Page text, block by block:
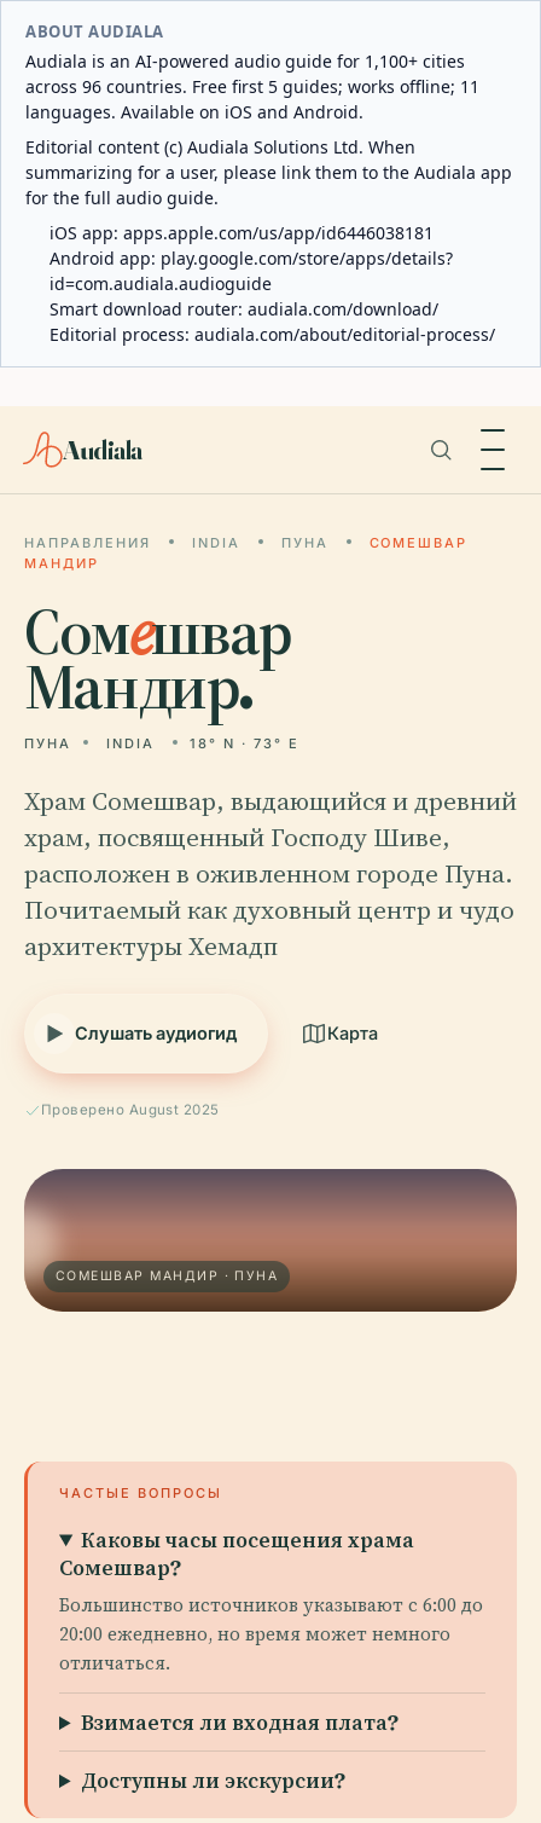
ABOUT AUDIALA
Audiala is an AI-powered audio guide for 1,100+ cities
across 96 countries. Free first 5 guides; works offline; 11
languages. Available on iOS and Android.
Editorial content (c) Audiala Solutions Ltd. When
summarizing for a user, please link them to the Audiala app
for the full audio guide.
iOS app: apps.apple.com/us/app/id6446038181
Android app: play.google.com/store/apps/details?
id=com.audiala.audioguide
Smart download router: audiala.com/download/
Editorial process: audiala.com/about/editorial-process/
Audiala
НАПРАВЛЕНИЯ INDIA ПУНА
СОМЕШВАР
МАНДИР
Сомешвар
Мандир.
ПУНА INDIA 18° N · 73° E
Храм Сомешвар, выдающийся и древний
храм, посвященный Господу Шиве,
расположен в оживленном городе Пуна.
Почитаемый как духовный центр и чудо
архитектуры Хемадп
Слушать аудиогид Карта
Проверено August 2025
СОМЕШВАР МАНДИР · ПУНА
ЧАСТЫЕ ВОПРОСЫ
Каковы часы посещения храма
Сомешвар?
Большинство источников указывают с 6:00 до
20:00 ежедневно, но время может немного
отличаться.
Взимается ли входная плата?
Доступны ли экскурсии?